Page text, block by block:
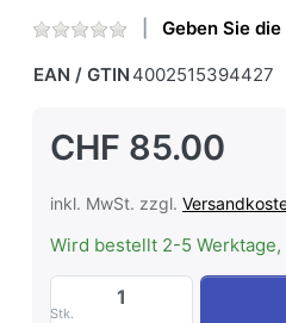
Geben Sie
EAN / GTIN 4002515394427
CHF 85.00
inkl. MwSt. zzgl.
Wird bestellt 2-5
Stk.
MIELE